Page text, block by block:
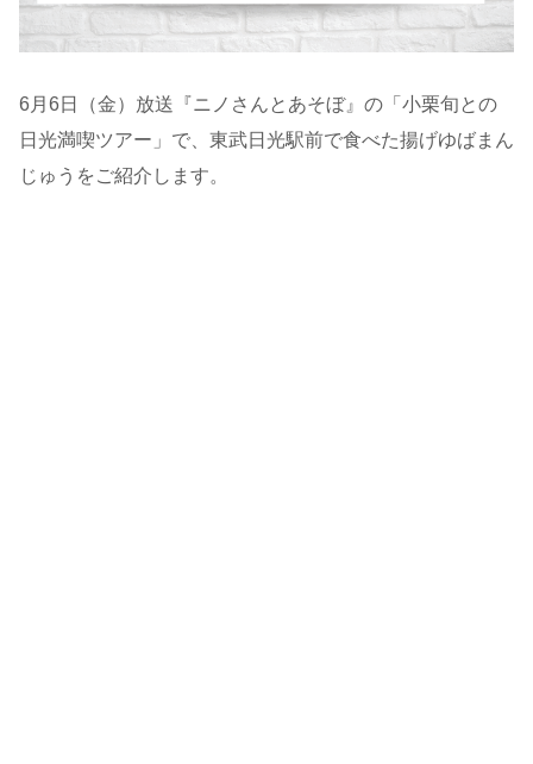
6月6日（金）放送『ニノさんとあそぼ』の「小栗旬との
日光満喫ツアー」で、東武日光駅前で食べた揚げゆばまん
じゅうをご紹介します。